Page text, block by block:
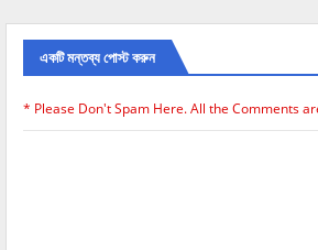
একটি মন্তব্য পোস্ট করুন
* Please Don't Spam Here. All the Comments